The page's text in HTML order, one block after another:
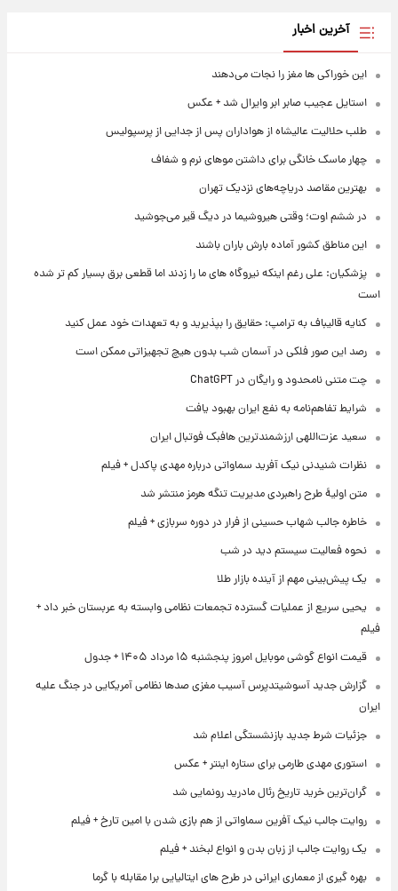
آخرین اخبار
این خوراکی ها مغز را نجات می‌دهند
استایل عجیب صابر ابر وایرال شد + عکس
طلب حلالیت عالیشاه از هواداران پس از جدایی از پرسپولیس
چهار ماسک خانگی برای داشتن موهای نرم و شفاف
بهترین مقاصد دریاچه‌های نزدیک تهران
در ششم اوت؛ وقتی هیروشیما در دیگ قیر می‌جوشید
این مناطق کشور آماده بارش باران باشند
پزشکیان: علی رغم اینکه نیروگاه های ما را زدند اما قطعی برق بسیار کم تر شده
است
کنایه قالیباف به ترامپ: حقایق را بپذیرید و به تعهدات خود عمل کنید
رصد این صور فلکی در آسمان شب بدون هیچ تجهیزاتی ممکن است
چت متنی نامحدود و رایگان در ChatGPT
شرایط تفاهم‌نامه به نفع ایران بهبود یافت
سعید عزت‌اللهی ارزشمندترین هافبک فوتبال ایران
نظرات شنیدنی نیک آفرید سماواتی درباره مهدی پاکدل + فیلم
متن اولیۀ طرح راهبردی مدیریت تنگه هرمز منتشر شد
خاطره جالب شهاب حسینی از فرار در دوره سربازی + فیلم
نحوه فعالیت سیستم دید در شب
یک پیش‌بینی مهم از آینده بازار طلا
یحیی سریع از عملیات گسترده تجمعات نظامی وابسته به عربستان خبر داد +
فیلم
قیمت انواع گوشی موبایل امروز پنجشنبه ۱۵ مرداد ۱۴۰۵ + جدول
گزارش جدید آسوشیتدپرس آسیب مغزی صدها نظامی آمریکایی در جنگ علیه
ایران
جزئیات شرط جدید بازنشستگی اعلام شد
استوری مهدی طارمی برای ستاره اینتر + عکس
گران‌ترین خرید تاریخ رئال مادرید رونمایی شد
روایت جالب نیک آفرین سماواتی از هم بازی شدن با امین تارخ + فیلم
یک روایت جالب از زبان بدن و انواع لبخند + فیلم
بهره گیری از معماری ایرانی در طرح های ایتالیایی برا مقابله با گرما